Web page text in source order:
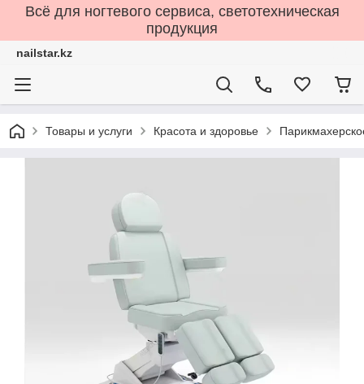
Всё для ногтевого сервиса, светотехническая
продукция
nailstar.kz
Товары и услуги Красота и здоровье